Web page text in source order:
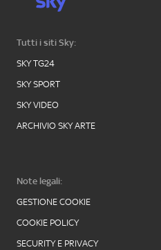
Tutti i siti Sky:
SKY TG24
SKY SPORT
SKY VIDEO
ARCHIVIO SKY ARTE
Note legali:
GESTIONE COOKIE
COOKIE POLICY
SECURITY E PRIVACY